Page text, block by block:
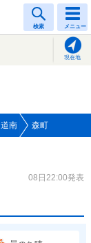
検索 メニュー
現在地
道南 森町
08日22:00発表